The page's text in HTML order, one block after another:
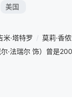
美国
米·塔特罗 / 莫莉·香侬